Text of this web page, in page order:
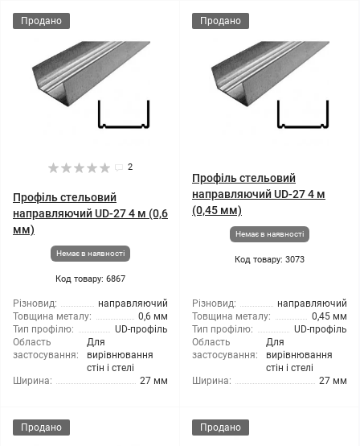
Продано
2
Профіль стельовий
направляючий UD-27 4 м (0,6
мм)
Немає в наявності
Код товару: 6867
Різновид:
направляючий
Товщина металу:
0,6 мм
Тип профілю:
UD-профіль
Область
застосування:
Для
вирівнювання
стін і стелі
Ширина:
27 мм
Продано
Профіль стельовий
направляючий UD-27 4 м
(0,45 мм)
Немає в наявності
Код товару: 3073
Різновид:
направляючий
Товщина металу:
0,45 мм
Тип профілю:
UD-профіль
Область
застосування:
Для
вирівнювання
стін і стелі
Ширина:
27 мм
Продано Продано